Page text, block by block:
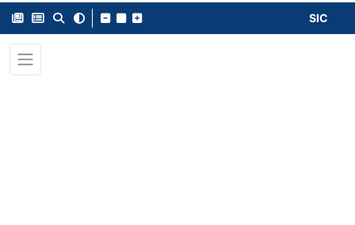
SIC